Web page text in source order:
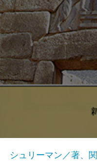
シュリーマン／著、